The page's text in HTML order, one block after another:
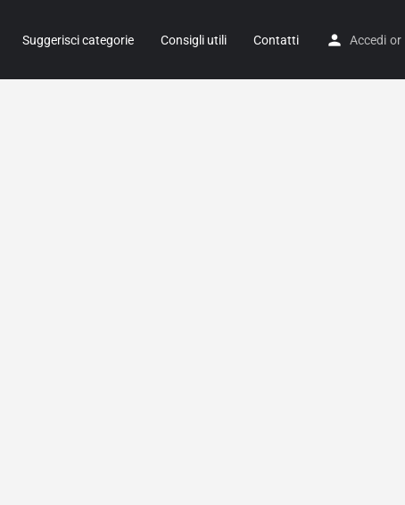
Suggerisci categorie Consigli utili Contatti Accedi or